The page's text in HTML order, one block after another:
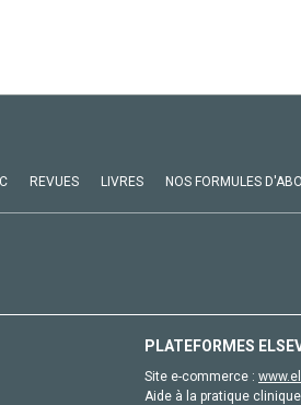
REVUES LIVRES NOS FORMULES
PLATEFORMES
Site e-commerce :
Aide à la pratique